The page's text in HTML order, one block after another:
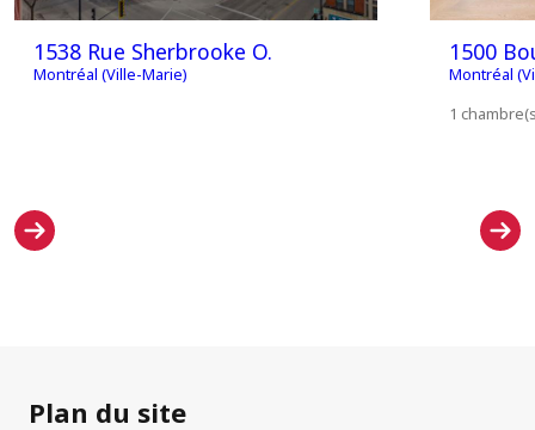
1538 Rue Sherbrooke O.
Montréal (Ville-Marie)
1500
Montréal
1
Plan du site